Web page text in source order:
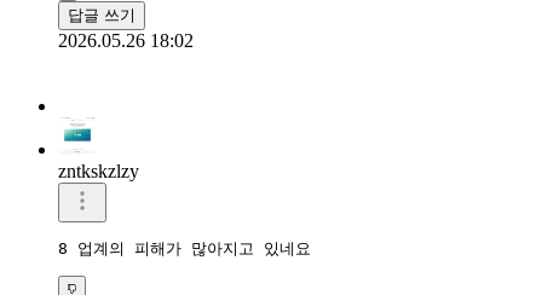
답글 쓰기
2026.05.26 18:02
zntkskzlzy
8 업계의 피해가 많아지고 있네요